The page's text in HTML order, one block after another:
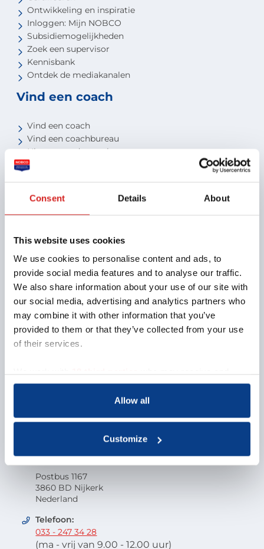
Consent Details About
This website uses cookies
We use cookies to personalise content and ads, to
provide social media features and to analyse our traffic.
We also share information about your use of our site with
our social media, advertising and analytics partners who
may combine it with other information that you’ve
provided to them or that they’ve collected from your use
of their services.
process your information.
Allow all
Customize
Ontwikkeling en inspiratie
Inloggen: Mijn NOBCO
Subsidiemogelijkheden
Zoek een supervisor
Kennisbank
Ontdek de mediakanalen
Vind een coach
Vind een coach
Vind een coachbureau
Niveau van de coach
Voor studenten
Aansluiten als opleider
Aansluiten als coachbureau
Ontdek jouw voordelen als interne coach
Over NOBCO
Missie en visie
Organisatie
EMCC Global
Beroepscode
Klacht indienen
Nederlandse Orde van Beroepscoaches
Postbus 1167
3860 BD Nijkerk
Nederland
Telefoon:
033 - 247 34 28
(ma - vrij van 9.00 - 12.00 uur)